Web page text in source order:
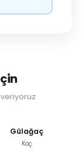
Gülağaç
Koç